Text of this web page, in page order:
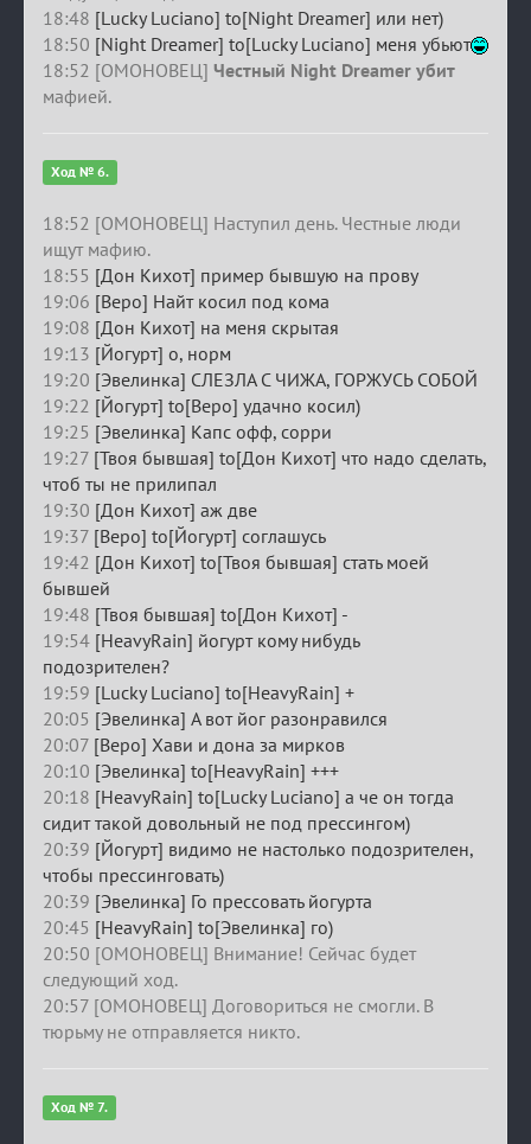
18:48 [Lucky Luciano] to[Night Dreamer] или нет)
18:50 [Night Dreamer] to[Lucky Luciano] меня убьют
18:52 [ОМОНОВЕЦ] Честный Night Dreamer убит
мафией.
Ход № 6.
18:52 [ОМОНОВЕЦ] Наступил день. Честные люди
ищут мафию.
18:55 [Дон Кихот] пример бывшую на прову
19:06 [Веро] Найт косил под кома
19:08 [Дон Кихот] на меня скрытая
19:13 [Йогурт] о, норм
19:20 [Эвелинка] СЛЕЗЛА С ЧИЖА, ГОРЖУСЬ СОБОЙ
19:22 [Йогурт] to[Веро] удачно косил)
19:25 [Эвелинка] Капс офф, сорри
19:27 [Твоя бывшая] to[Дон Кихот] что надо сделать,
чтоб ты не прилипал
19:30 [Дон Кихот] аж две
19:37 [Веро] to[Йогурт] соглашусь
19:42 [Дон Кихот] to[Твоя бывшая] стать моей
бывшей
19:48 [Твоя бывшая] to[Дон Кихот] -
19:54 [HeavyRain] йогурт кому нибудь
подозрителен?
19:59 [Lucky Luciano] to[HeavyRain] +
20:05 [Эвелинка] А вот йог разонравился
20:07 [Веро] Хави и дона за мирков
20:10 [Эвелинка] to[HeavyRain] +++
20:18 [HeavyRain] to[Lucky Luciano] а че он тогда
сидит такой довольный не под прессингом)
20:39 [Йогурт] видимо не настолько подозрителен,
чтобы прессинговать)
20:39 [Эвелинка] Го прессовать йогурта
20:45 [HeavyRain] to[Эвелинка] го)
20:50 [ОМОНОВЕЦ] Внимание! Сейчас будет
следующий ход.
20:57 [ОМОНОВЕЦ] Договориться не смогли. В
тюрьму не отправляется никто.
Ход № 7.